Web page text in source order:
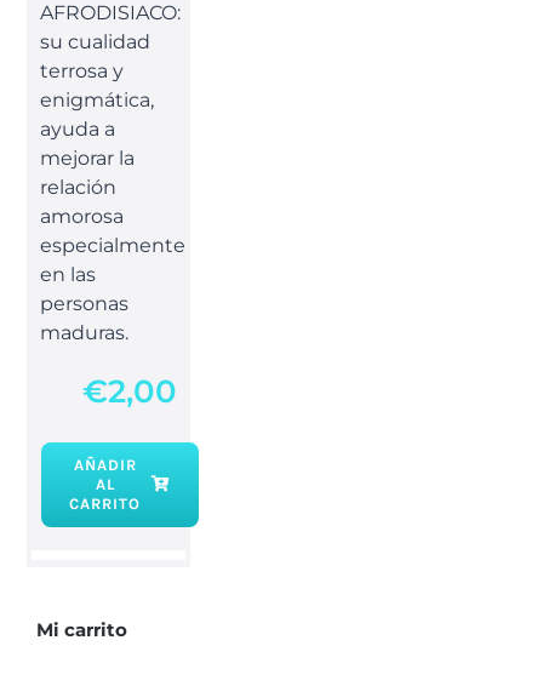
AFRODISIACO:
su cualidad
terrosa y
enigmática,
ayuda a
mejorar la
relación
amorosa
especialmente
en las
personas
maduras.
€2,00
Incienso
palo
AÑADIR
AL
CARRITO
Mi carrito